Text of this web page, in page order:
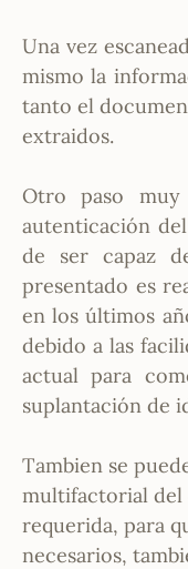
Una vez
mismo la
tanto el
extraidos.
Otro paso
autenticación
de ser capaz
presentado es
en los últimos
debido a las
actual para
suplantación de
Tambien se
multifactorial del
requerida, para
necesarios,